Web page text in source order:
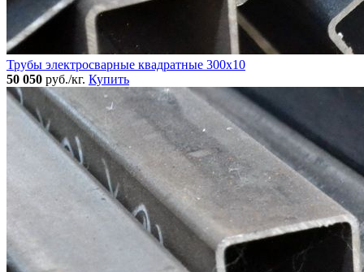
Трубы электросварные квадратные 300x10
50 050 руб./кг. Купить